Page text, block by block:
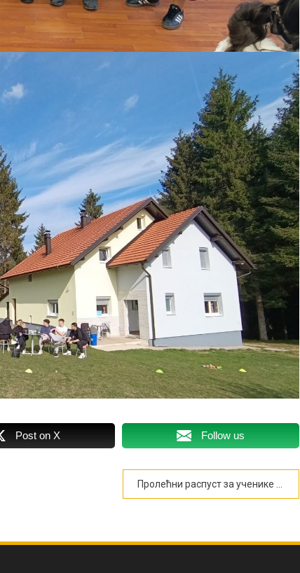
Post on X Follow us
Пролећни распуст за ученике од 10. априла